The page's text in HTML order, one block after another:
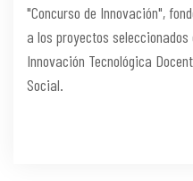
"Concurso de Innovación",
a los proyectos
Innovación Tecnológica
Social.